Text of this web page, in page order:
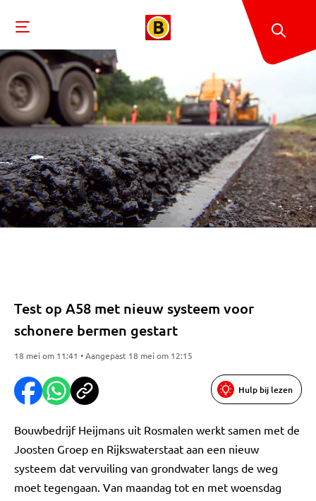
Test op A58 met nieuw systeem voor
schonere bermen gestart
18 mei om 11:41 • Aangepast 18 mei om 12:15
Hulp bij lezen
Bouwbedrijf Heijmans uit Rosmalen werkt samen met de
Joosten Groep en Rijkswaterstaat aan een nieuw
systeem dat vervuiling van grondwater langs de weg
moet tegengaan. Van maandag tot en met woensdag